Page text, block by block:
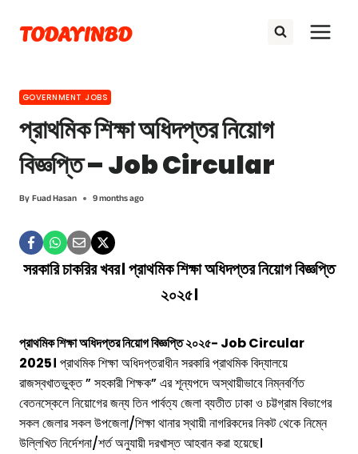
content
TODAYINBD
GOVERNMENT JOBS
প্রাথমিক শিক্ষা অধিদপ্তর নিয়োগ
বিজ্ঞপ্তি – Job Circular
ByFuad Hasan 9 months ago
সরকারি চাকরির খবর। প্রাথমিক শিক্ষা অধিদপ্তর নিয়োগ বিজ্ঞপ্তি
২০২৫।
প্রাথমিক শিক্ষা অধিদপ্তর নিয়োগ বিজ্ঞপ্তি ২০২৫- Job Circular
2025। প্রাথমিক শিক্ষা অধিদপ্তরাধীন সরকারি প্রাথমিক বিদ্যালয়ে
রাজস্বখাতভুক্ত ” সহকারী শিক্ষক” এর শূন্যপদে অস্থায়ীভাবে নিম্নবর্ণিত
বেতনস্কেলে নিয়োগের জন্য তিন পার্বত্য জেলা ব্যতীত ঢাকা ও চট্টগ্রাম বিভাগের
সকল জেলার সকল উপজেলা/শিক্ষা থানার স্থায়ী নাগরিকদের নিকট থেকে নিম্নে
উল্লিখিত নির্দেশনা/শর্ত অনুযায়ী দরখাস্ত আহবান করা হয়েছে।